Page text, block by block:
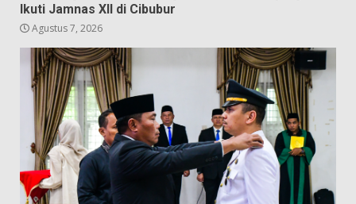
Ikuti Jamnas XII di Cibubur
Agustus 7, 2026